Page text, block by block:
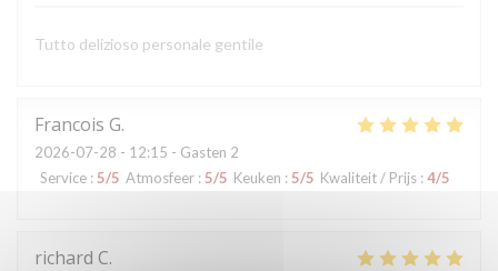
Tutto delizioso personale gentile
Francois G
2026-07-28 - 12:15 - Gasten 2
Service : 5/5 Atmosfeer : 5/5 Keuken : 5/5 Kwaliteit / Prijs : 4/5
richard C